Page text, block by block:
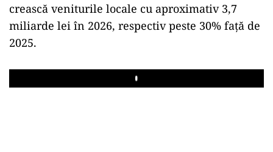
crească veniturile locale cu aproximativ 3,7
miliarde lei în 2026, respectiv peste 30% față de
2025.
Play